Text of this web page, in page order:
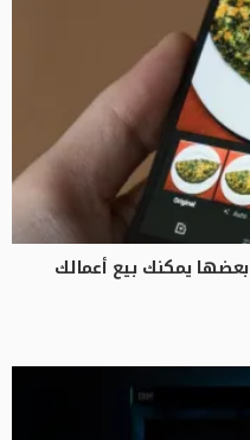
يمكنك بيع أعمالك